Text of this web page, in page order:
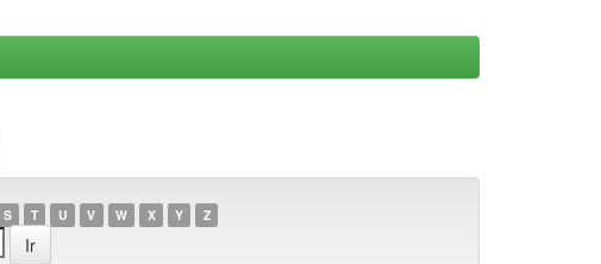
S T U V W X Y Z